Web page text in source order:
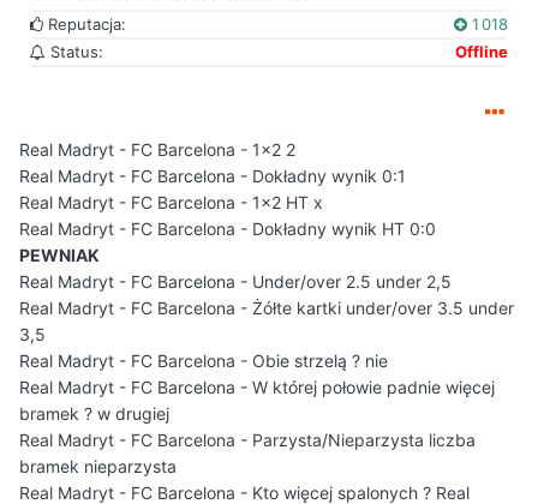
Reputacja:
1 018
Status:
Offline
Real Madryt - FC Barcelona - 1x2 2
Real Madryt - FC Barcelona - Dokładny wynik 0:1
Real Madryt - FC Barcelona - 1x2 HT x
Real Madryt - FC Barcelona - Dokładny wynik HT 0:0
PEWNIAK
Real Madryt - FC Barcelona - Under/over 2.5 under 2,5
Real Madryt - FC Barcelona - Żółte kartki under/over 3.5 under
3,5
Real Madryt - FC Barcelona - Obie strzelą ? nie
Real Madryt - FC Barcelona - W której połowie padnie więcej
bramek ? w drugiej
Real Madryt - FC Barcelona - Parzysta/Nieparzysta liczba
bramek nieparzysta
Real Madryt - FC Barcelona - Kto więcej spalonych ? Real